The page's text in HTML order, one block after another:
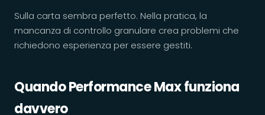
Sulla carta sembra perfetto. Nella pratica, la
mancanza di controllo granulare crea problemi che
richiedono esperienza per essere gestiti.
Quando Performance Max funziona
davvero